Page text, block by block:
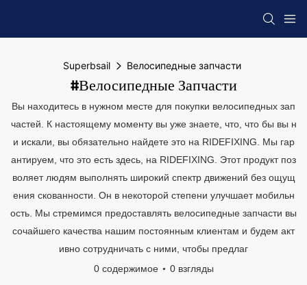
Superbsail Велосипедные запчасти
#Велосипедные Запчасти
Вы находитесь в нужном месте для покупки велосипедных зап
частей. К настоящему моменту вы уже знаете, что, что бы вы н
и искали, вы обязательно найдете это на RIDEFIXING. Мы гар
антируем, что это есть здесь, на RIDEFIXING. Этот продукт поз
воляет людям выполнять широкий спектр движений без ощущ
ения скованности. Он в некоторой степени улучшает мобильн
ость. Мы стремимся предоставлять велосипедные запчасти вы
сочайшего качества нашим постоянным клиентам и будем акт
ивно сотрудничать с ними, чтобы предлаг
0 содержимое
0 взгляды